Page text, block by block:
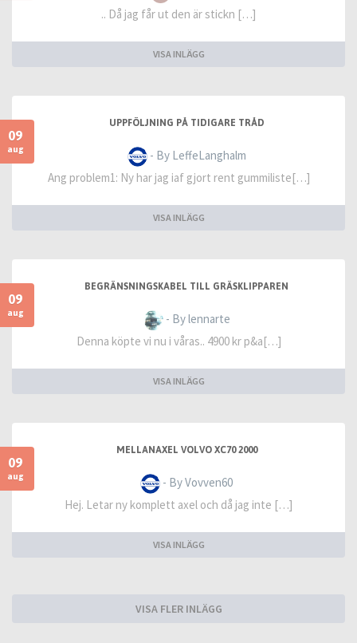
.. Då jag får ut den är stickn […]
VISA INLÄGG
09
aug
UPPFÖLJNING PÅ TIDIGARE TRÅD
- By LeffeLanghalm
Ang problem1: Ny har jag iaf gjort rent gummiliste[…]
VISA INLÄGG
09
aug
BEGRÄNSNINGSKABEL TILL GRÄSKLIPPAREN
- By lennarte
Denna köpte vi nu i våras.. 4900 kr p&a[…]
VISA INLÄGG
09
aug
MELLANAXEL VOLVO XC70 2000
- By Vovven60
Hej. Letar ny komplett axel och då jag inte […]
VISA INLÄGG
VISA FLER INLÄGG